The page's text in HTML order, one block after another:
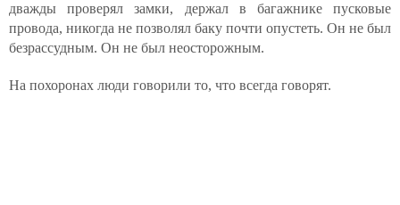
дважды проверял замки, держал в багажнике пусковые
провода, никогда не позволял баку почти опустеть. Он не был
безрассудным. Он не был неосторожным.
На похоронах люди говорили то, что всегда говорят.